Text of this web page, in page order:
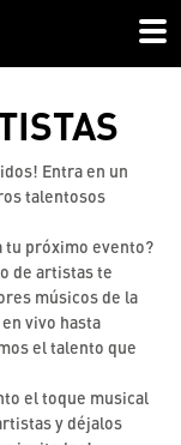
Entra en un
talentosos
tu próximo evento?
de artistas te
músicos de la
vivo hasta
el talento que
el toque musical
y déjalos